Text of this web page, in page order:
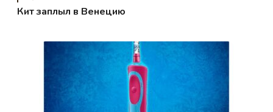
Кит заплыл в Венецию